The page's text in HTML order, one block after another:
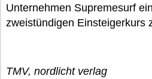
Unternehmen Supremesurf
zweistündigen Einsteigerkurs
TMV, nordlicht verlag